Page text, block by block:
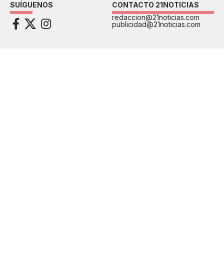
SUÍGUENOS
CONTACTO 21NOTICIAS
redaccion@21noticias.com
publicidad@21noticias.com